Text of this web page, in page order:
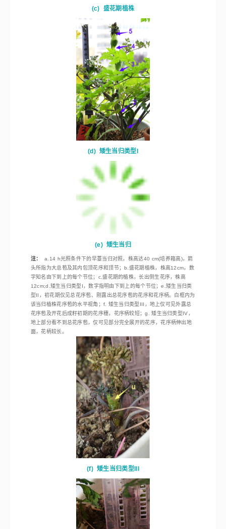
(b) 盛花期植株
(c) 盛花期植株
(d) 矮生当归类型I
(e) 矮生当归
头所指为大总苞及其内包顶花序和顶节；b.盛花期植株，株高12cm，数
字知名由下到上的每个节位；c.盛花期的植株，长出侧生花序，株高
12cm;d.矮生当归类型I，数字指明由下到上的每个节位；e.矮生当归类
型II，初花期仅见总花序苞、刚露出总花序苞的花序和花序柄。白框内为
该当归植株花序苞的水平视角；f. 矮生当归类型III，地上仅可见外露总
花序苞及开花后成籽初期的花序穗，花序柄较短；g. 矮生当归类型IV，
地上部分看不到总花序苞，仅可见部分完全展开的花序，花序柄伸出地